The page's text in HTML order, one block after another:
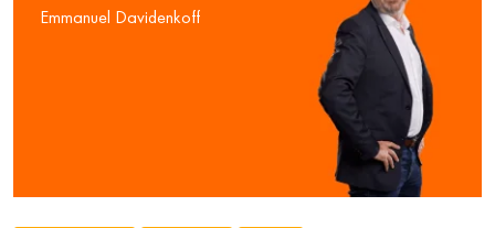
Emmanuel Davidenkoff